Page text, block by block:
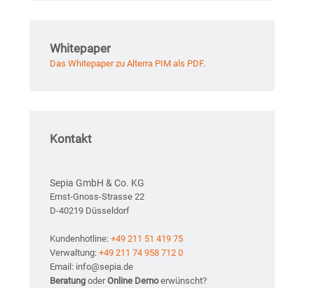
Whitepaper
Das Whitepaper zu Alterra PIM als PDF.
Kontakt
Sepia GmbH & Co. KG
Ernst-Gnoss-Strasse 22
D-40219 Düsseldorf
Kundenhotline: +49 211 51 419 75
Verwaltung: +49 211 74 958 712 0
Email: info@sepia.de
Beratung oderOnline Demoerwünscht?